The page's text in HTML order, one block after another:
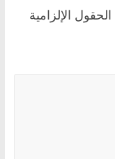
الحقول الإلزامية